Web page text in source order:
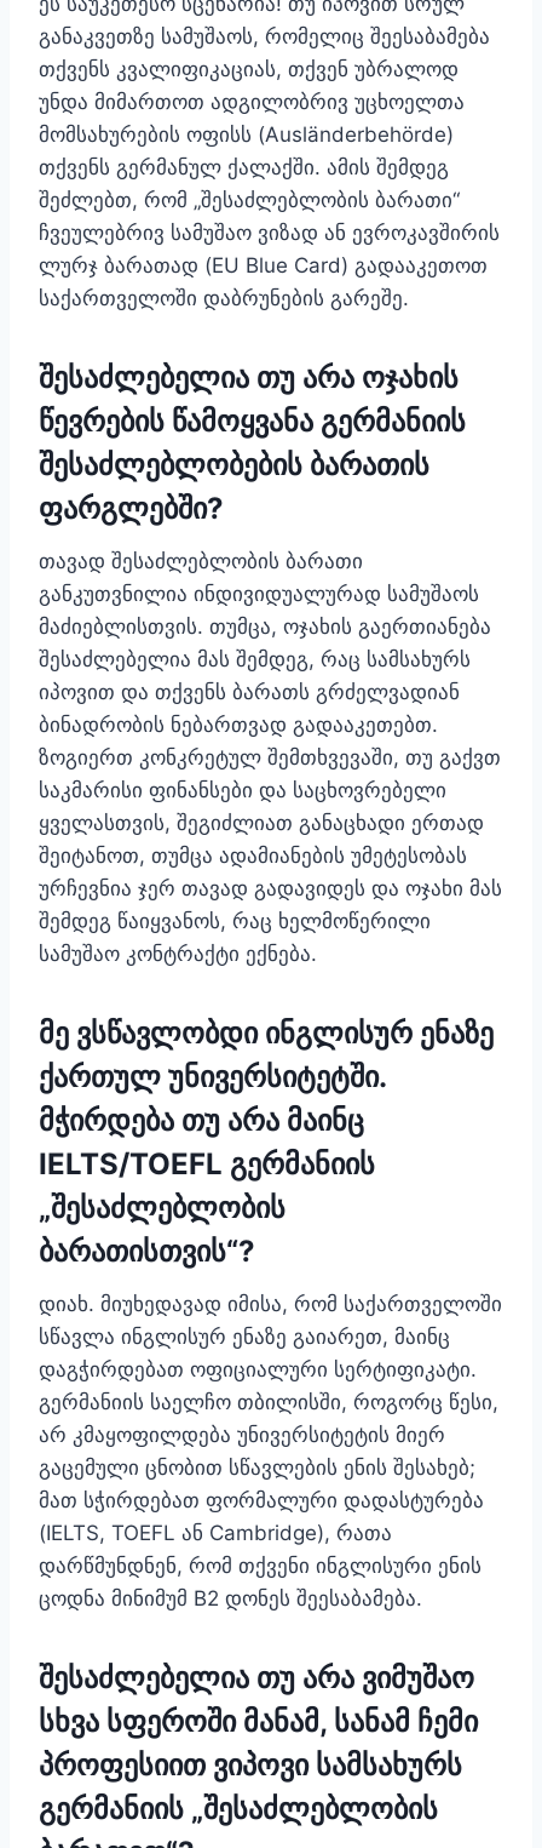
განაკვეთზე სამუშაოს, რომელიც შეესაბამება
თქვენს კვალიფიკაციას, თქვენ უბრალოდ
უნდა მიმართოთ ადგილობრივ უცხოელთა
მომსახურების ოფისს (Ausländerbehörde)
თქვენს გერმანულ ქალაქში. ამის შემდეგ
შეძლებთ, რომ „შესაძლებლობის ბარათი“
ჩვეულებრივ სამუშაო ვიზად ან ევროკავშირის
ლურჯ ბარათად (EU Blue Card) გადააკეთოთ
საქართველოში დაბრუნების გარეშე.
შესაძლებელია თუ არა ოჯახის
წევრების წამოყვანა გერმანიის
შესაძლებლობების ბარათის
ფარგლებში?
თავად შესაძლებლობის ბარათი
განკუთვნილია ინდივიდუალურად სამუშაოს
მაძიებლისთვის. თუმცა, ოჯახის გაერთიანება
შესაძლებელია მას შემდეგ, რაც სამსახურს
იპოვით და თქვენს ბარათს გრძელვადიან
ბინადრობის ნებართვად გადააკეთებთ.
ზოგიერთ კონკრეტულ შემთხვევაში, თუ გაქვთ
საკმარისი ფინანსები და საცხოვრებელი
ყველასთვის, შეგიძლიათ განაცხადი ერთად
შეიტანოთ, თუმცა ადამიანების უმეტესობას
ურჩევნია ჯერ თავად გადავიდეს და ოჯახი მას
შემდეგ წაიყვანოს, რაც ხელმოწერილი
სამუშაო კონტრაქტი ექნება.
მე ვსწავლობდი ინგლისურ ენაზე
ქართულ უნივერსიტეტში.
მჭირდება თუ არა მაინც
IELTS/TOEFL გერმანიის
„შესაძლებლობის
ბარათისთვის“?
დიახ. მიუხედავად იმისა, რომ საქართველოში
სწავლა ინგლისურ ენაზე გაიარეთ, მაინც
დაგჭირდებათ ოფიციალური სერტიფიკატი.
გერმანიის საელჩო თბილისში, როგორც წესი,
არ კმაყოფილდება უნივერსიტეტის მიერ
გაცემული ცნობით სწავლების ენის შესახებ;
მათ სჭირდებათ ფორმალური დადასტურება
(IELTS, TOEFL ან Cambridge), რათა
დარწმუნდნენ, რომ თქვენი ინგლისური ენის
ცოდნა მინიმუმ B2 დონეს შეესაბამება.
შესაძლებელია თუ არა ვიმუშაო
სხვა სფეროში მანამ, სანამ ჩემი
პროფესიით ვიპოვი სამსახურს
გერმანიის „შესაძლებლობის